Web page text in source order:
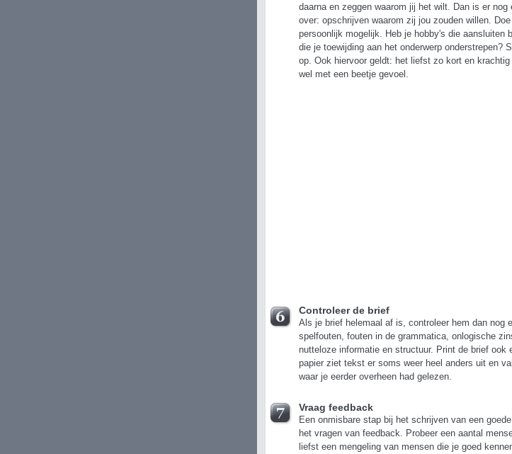
daarna en zeggen waarom jij het wilt. Dan is er nog
over: opschrijven waarom zij jou zouden willen.
persoonlijk mogelijk. Heb je hobby's die aansluiten
die je toewijding aan het onderwerp onderstrepen?
op. Ook hiervoor geldt: het liefst zo kort en
wel met een beetje gevoel.
Controleer de brief
Als je brief helemaal af is, controleer hem dan nog
spelfouten, fouten in de grammatica, onlogische
nutteloze informatie en structuur. Print de brief ook
papier ziet tekst er soms weer heel anders uit en
waar je eerder overheen had gelezen.
Vraag feedback
Een onmisbare stap bij het schrijven van een
het vragen van feedback. Probeer een aantal
liefst een mengeling van mensen die je goed